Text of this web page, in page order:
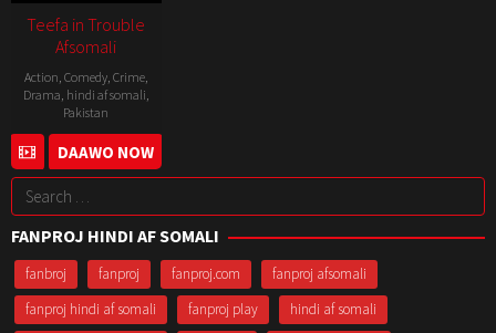
Teefa in Trouble
Afsomali
Action Comedy, Crime,
Drama hindi af somali
Pakistan
20
Jul
2018
Ahsan
Rahim
DAAWO NOW
Search
for:
FANPROJ HINDI AF SOMALI
fanbroj fanproj fanproj.com
fanproj afsomali
fanproj hindi af somali
fanproj play
hindi af somali